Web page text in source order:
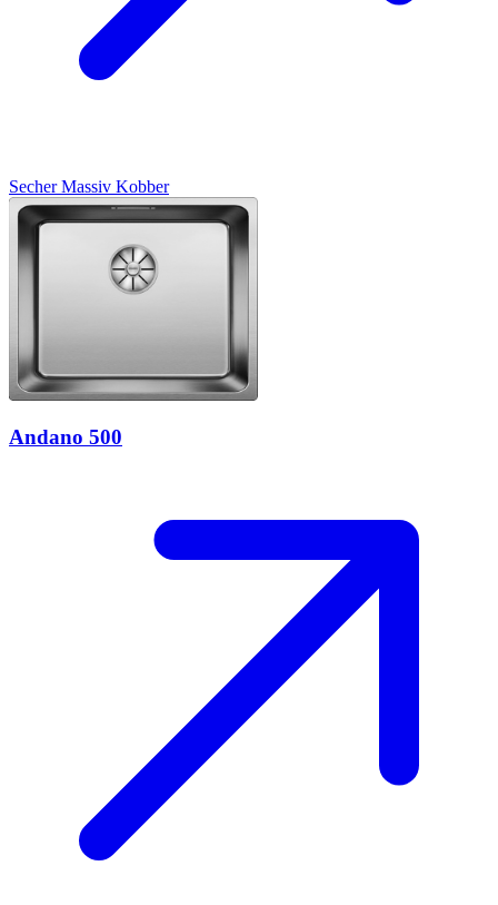
SecherMassiv Kobber
Andano 500